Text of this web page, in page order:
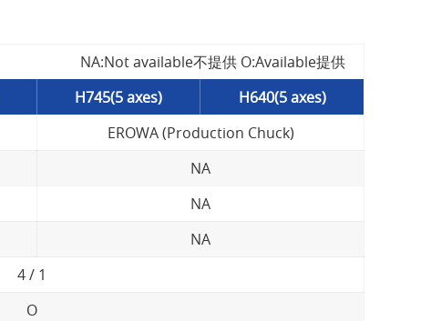
NA:Not available不提供 O:Available提供
H745(5 axes)
H640(5 axes)
EROWA (Production Chuck)
NA
NA
NA
4 / 1
O